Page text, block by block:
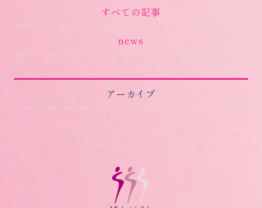
すべての記事
news
アーカイブ